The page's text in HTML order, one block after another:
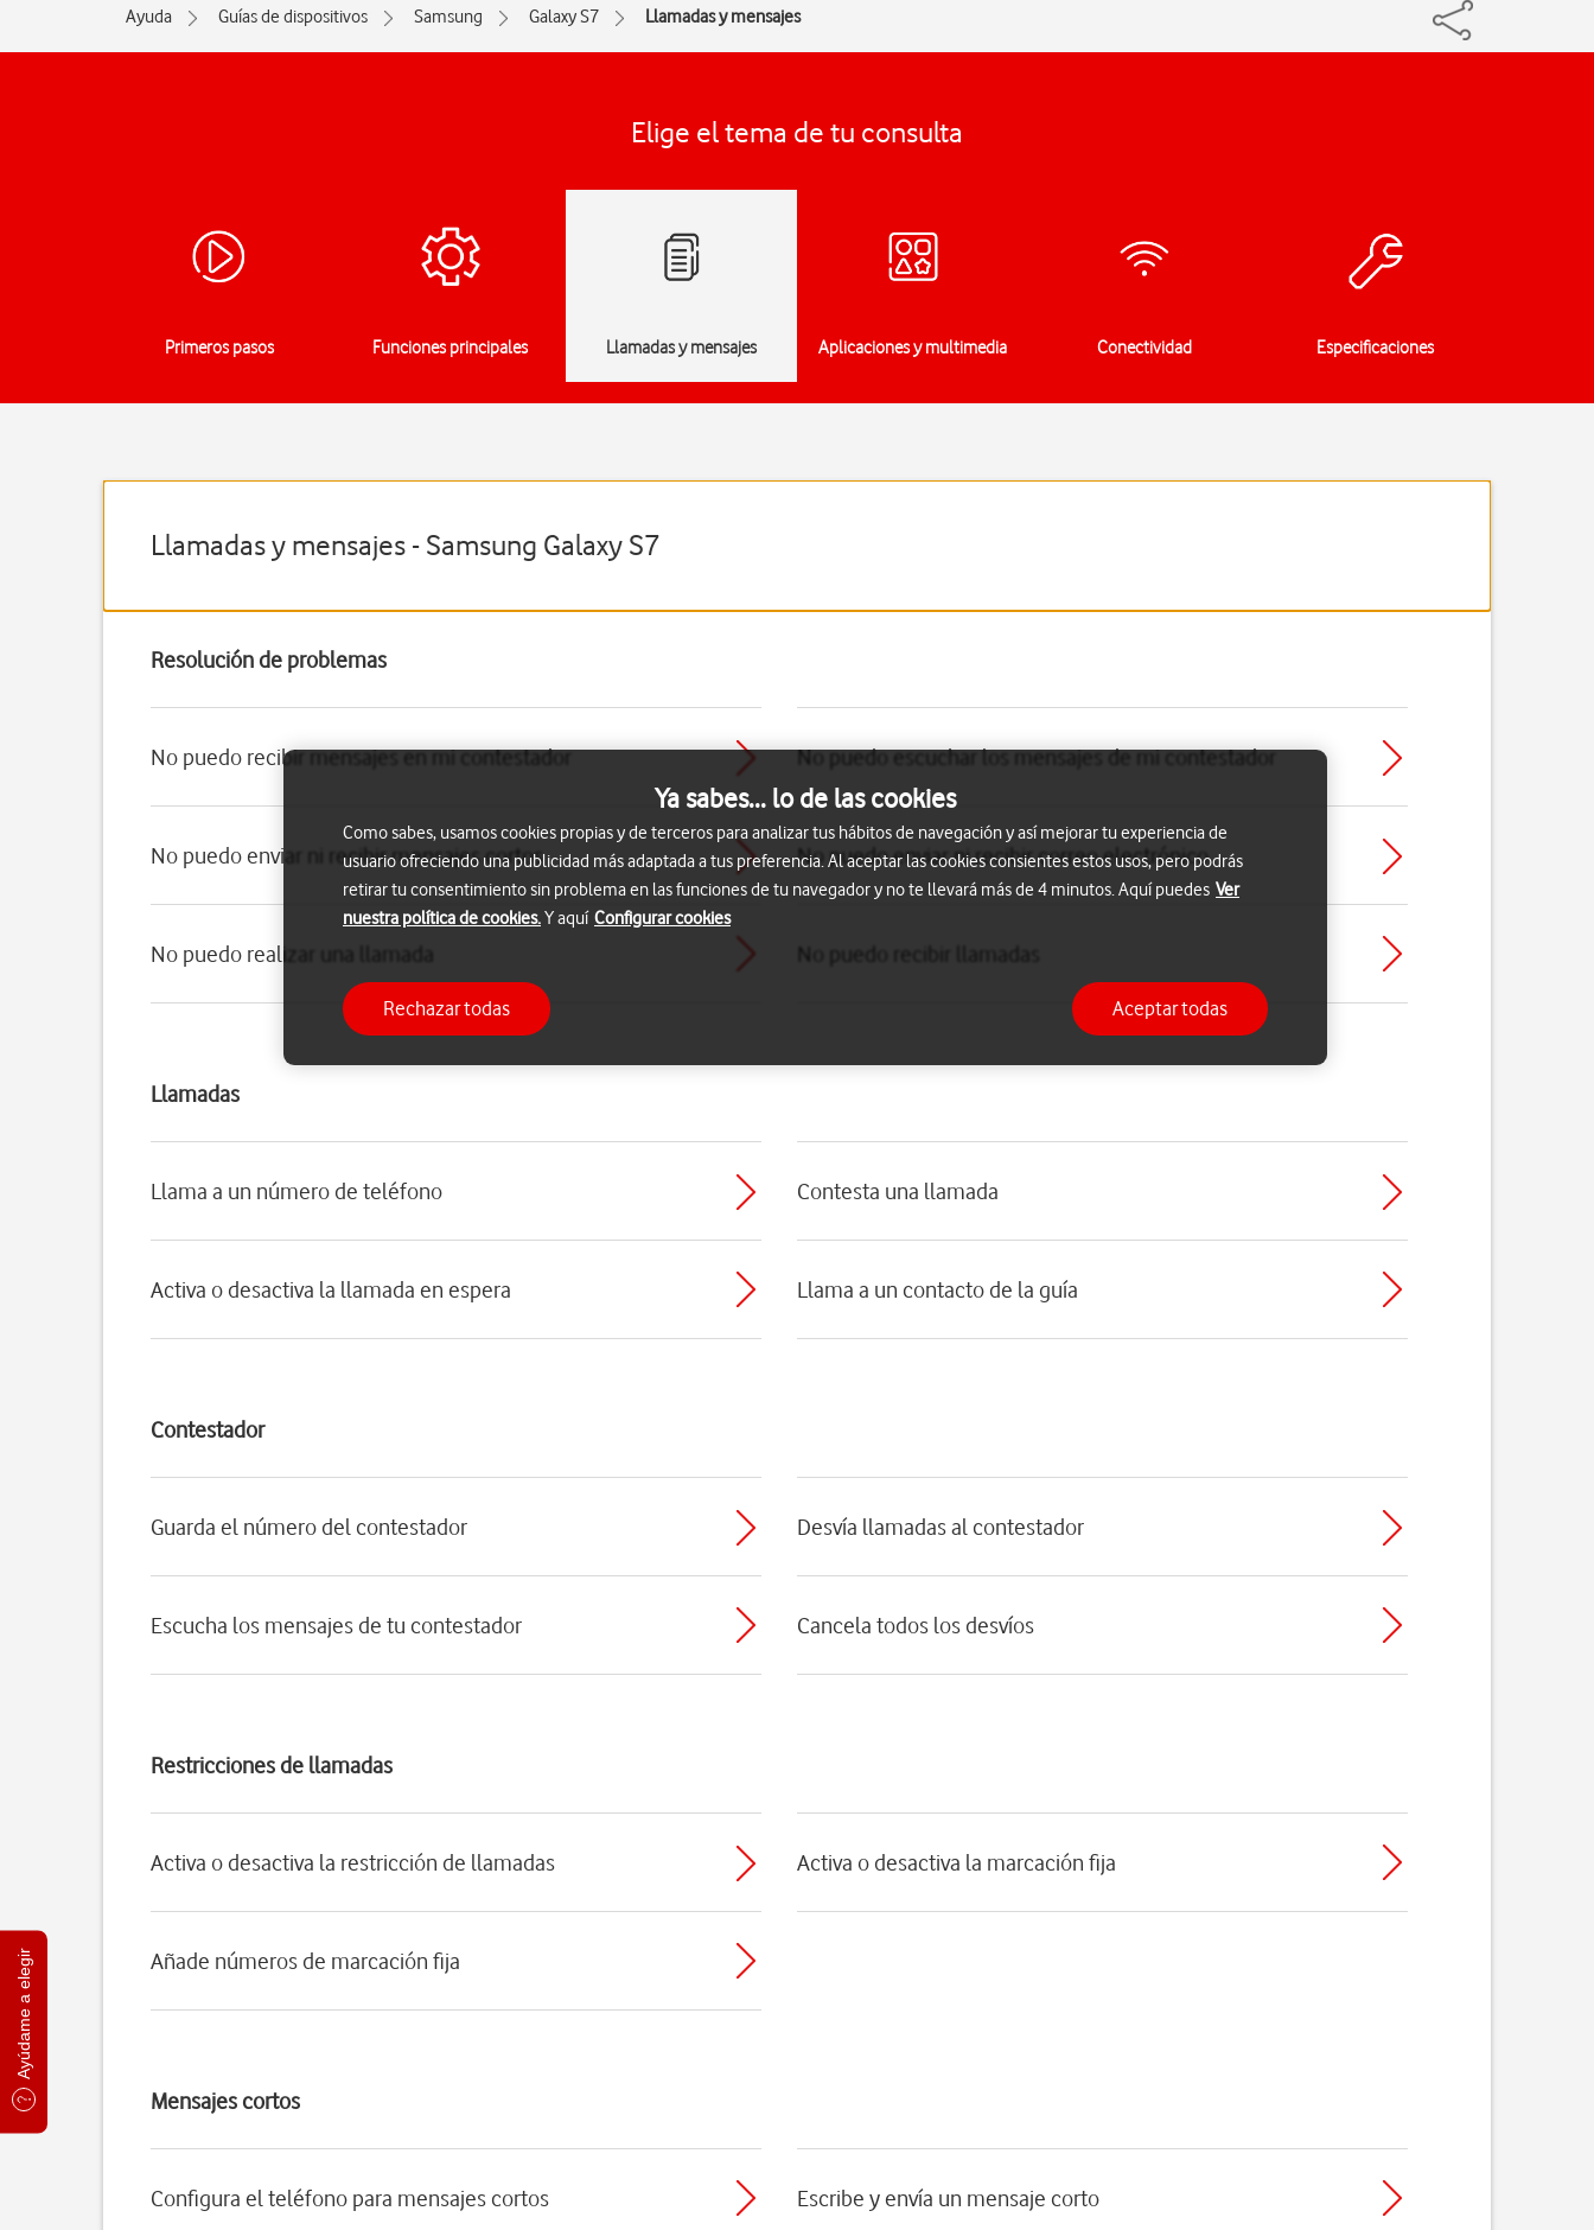
Ayúdame a elegir
Ayuda Guías de dispositivos Samsung Galaxy S7 Llamadas y mensajes
Elige el tema de tu consulta
Primeros pasos Funciones principales Llamadas y mensajes Aplicaciones y multimedia Conectividad Especificaciones
Llamadas y mensajes - Samsung Galaxy S7
Resolución de problemas
No puedo recibir mensajes en mi contestador No puedo escuchar los mensajes de mi contestador
No puedo enviar ni recibir mensajes cortos No puedo enviar ni recibir correo electrónico
No puedo realizar una llamada No puedo recibir llamadas
Llamadas
Llama a un número de teléfono Contesta una llamada
Activa o desactiva la llamada en espera Llama a un contacto de la guía
Contestador
Guarda el número del contestador Desvía llamadas al contestador
Escucha los mensajes de tu contestador Cancela todos los desvíos
Restricciones de llamadas
Activa o desactiva la restricción de llamadas Activa o desactiva la marcación fija
Añade números de marcación fija
Mensajes cortos
Configura el teléfono para mensajes cortos Escribe y envía un mensaje corto
Ya sabes... lo de las cookies
Como sabes, usamos cookies propias y de terceros para analizar tus hábitos de navegación y así mejorar tu experiencia de
usuario ofreciendo una publicidad más adaptada a tus preferencia. Al aceptar las cookies consientes estos usos, pero podrás
retirar tu consentimiento sin problema en las funciones de tu navegador y no te llevará más de 4 minutos. Aquí puedes Ver
nuestra política de cookies.Y aquí Configurar cookies
Rechazar todas Aceptar todas